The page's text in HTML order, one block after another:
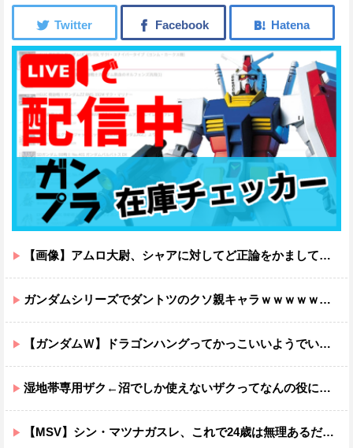
【画像】アムロ大尉、シャアに対してど正論をかましてしまうｗｗｗｗｗｗｗｗｗｗ
ガンダムシリーズでダントツのクソ親キャラｗｗｗｗｗｗｗｗｗｗｗｗ
【ガンダムＷ】ドラゴンハングってかっこいいようでいて実は全然かっこよくないのでは？
湿地帯専用ザク←沼でしか使えないザクってなんの役に立つ設定なんだ？
【MSV】シン・マツナガスレ、これで24歳は無理あるだろ…